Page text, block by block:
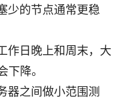
少的节点通常更稳
作日晚上和周末，大
下降。
器之间做小范围测